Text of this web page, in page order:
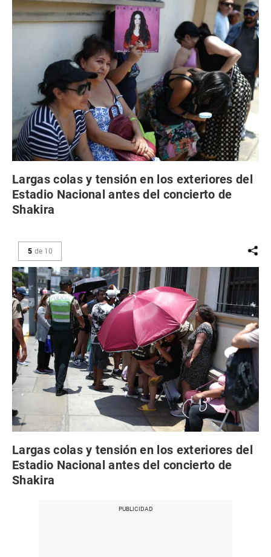
Largas colas y tensión en los exteriores del
Estadio Nacional antes del concierto de
Shakira
5 de 10
Largas colas y tensión en los exteriores del
Estadio Nacional antes del concierto de
Shakira